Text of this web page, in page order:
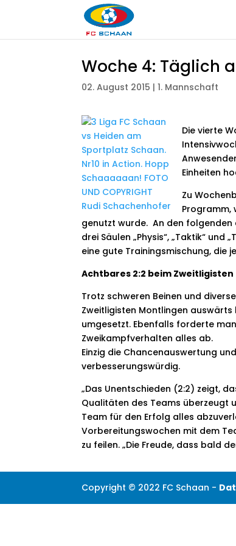
Woche 4: Täglich
02. August 2015 |1. Mannschaft
Die vierte
Einheiten
Zu
Programm,
genutzt wurde. An den
drei Säulen „Physis“, „Taktik“
eine gute Trainingsmischung, die
Achtbares 2:2 beim Zweitligisten
Trotz schweren Beinen und
Zweitligisten Montlingen
umgesetzt. Ebenfalls forderte
Zweikampfverhalten alles ab.
Einzig die Chancenauswertung
verbesserungswürdig.
„Das Unentschieden (2:2) zeigt,
Qualitäten des Teams überzeugt
Team für den Erfolg alles
Vorbereitungswochen mit dem
zu feilen. „Die Freude, dass bald
Copyright © 2022 FC Schaan -